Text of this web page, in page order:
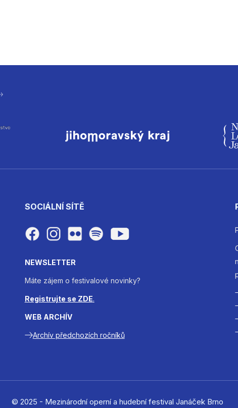
SOCIÁLNÍ SÍTĚ
NEWSLETTER
Máte zájem o festivalové novinky?
Registrujte se ZDE.
WEB ARCHÍV
Archív předchozích ročníků
© 2025 - Mezinárodní operní a hudební festival Janáček Brno